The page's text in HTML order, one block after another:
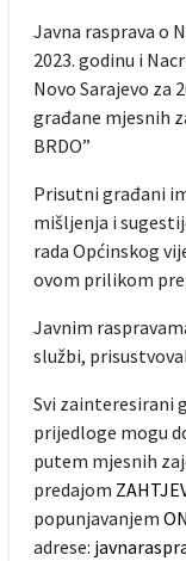
Javna rasprava o
2023. godinu i
Novo Sarajevo za
građane mjesnih
BRDO”
Prisutni građani
mišljenja i
rada Općinskog
ovom prilikom
Javnim
službi,
Svi zainteresirani
prijedloge mogu
putem mjesnih
predajom
popunjavanjem
adrese: